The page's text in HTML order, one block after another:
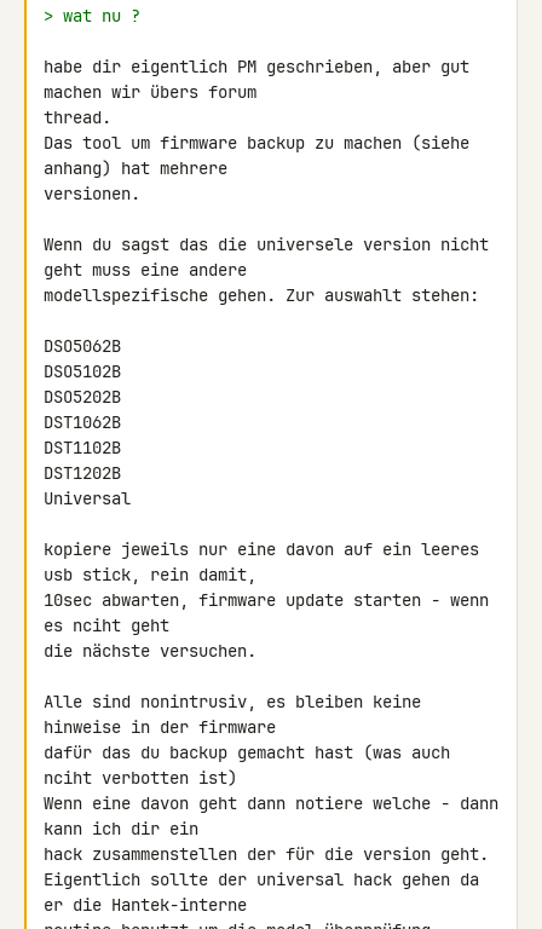
> wat nu ?
habe dir eigentlich PM geschrieben, aber gut
machen wir übers forum
thread.
Das tool um firmware backup zu machen (siehe
anhang) hat mehrere
versionen.
Wenn du sagst das die universele version nicht
geht muss eine andere
modellspezifische gehen. Zur auswahlt stehen:
DSO5062B
DSO5102B
DSO5202B
DST1062B
DST1102B
DST1202B
Universal
kopiere jeweils nur eine davon auf ein leeres
usb stick, rein damit,
10sec abwarten, firmware update starten - wenn
es nciht geht
die nächste versuchen.
Alle sind nonintrusiv, es bleiben keine
hinweise in der firmware
dafür das du backup gemacht hast (was auch
nciht verbotten ist)
Wenn eine davon geht dann notiere welche - dann
kann ich dir ein
hack zusammenstellen der für die version geht.
Eigentlich sollte der universal hack gehen da
er die Hantek-interne